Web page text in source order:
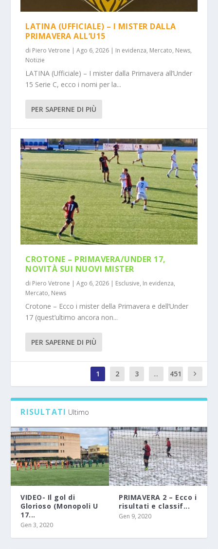
LATINA (UFFICIALE) – I MISTER DALLA
PRIMAVERA ALL’U15
di Piero Vetrone |Ago 6, 2026 | In evidenza, Mercato, News,
Notizie
LATINA (Ufficiale) – I mister dalla Primavera all’Under
15 Serie C, ecco i nomi per la...
PER SAPERNE DI PIÙ
CROTONE – PRIMAVERA/UNDER 17,
NOVITÀ SUI NUOVI MISTER
di Piero Vetrone |Ago 6, 2026 | Esclusive, In evidenza,
Mercato, News
Crotone – Ecco i mister della Primavera e dell’Under
17 (quest’ultimo ancora non...
PER SAPERNE DI PIÙ
1 2 3 ...
451
0
RISULTATI Ultimo
VIDEO- Il gol di
Glorioso (Monopoli U
17...
Gen 3, 2020
PRIMAVERA 2 – Ecco i
risultati e classif...
Gen 9, 2020